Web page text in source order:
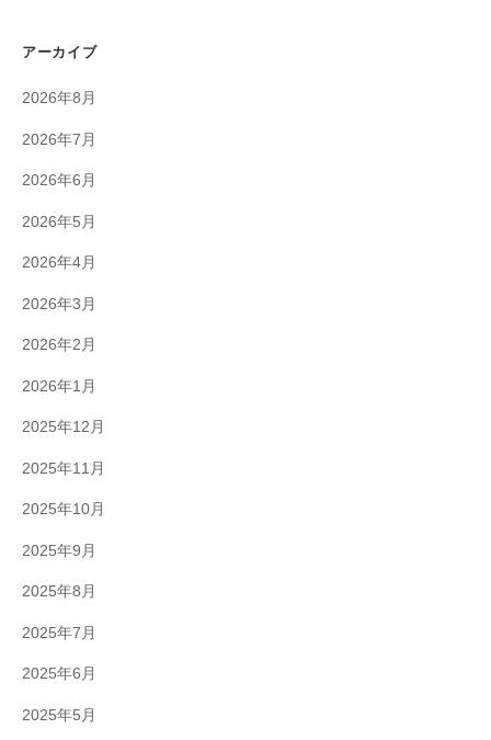
アーカイブ
2026年8月
2026年7月
2026年6月
2026年5月
2026年4月
2026年3月
2026年2月
2026年1月
2025年12月
2025年11月
2025年10月
2025年9月
2025年8月
2025年7月
2025年6月
2025年5月